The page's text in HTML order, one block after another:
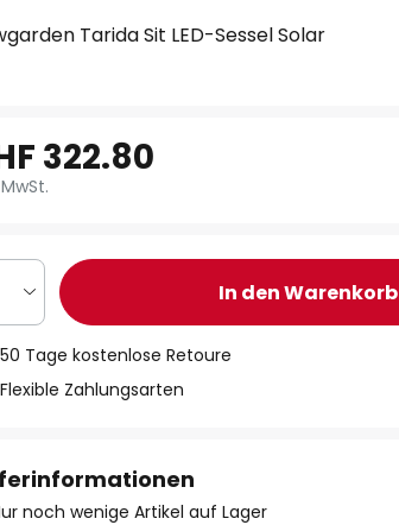
Tarida Sit LED-Sessel Solar
322.80
In den Warenkorb
50 Tage kostenlose Retoure
Flexible Zahlungsarten
noch wenige Artikel auf Lager